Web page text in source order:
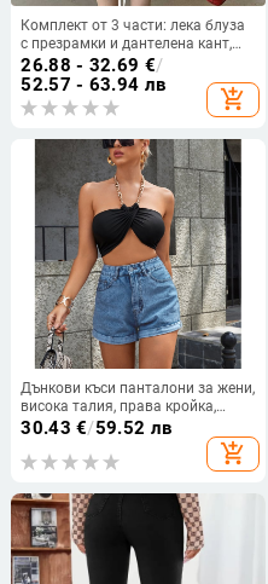
Комплект от 3 части: лека блуза
с презрамки и дантелена кант,
къси широки панталони | код
1073-5025 | памук 80–90% и
полиестер под 30% | стил: базов,
корейски
26.88 - 32.69 €/
52.57 - 63.94 лв
add_shopping_cart
Дънкови къси панталони за жени,
висока талия, права кройка,
дължина 3/4, градски стил
30.43 €/59.52 лв
add_shopping_cart